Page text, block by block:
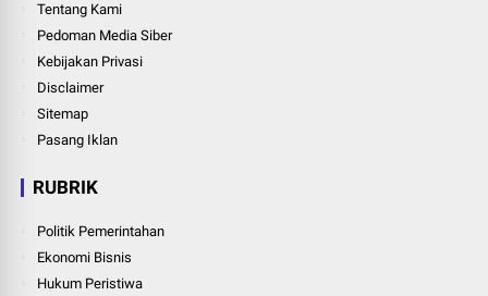
Tentang Kami
Pedoman Media Siber
Kebijakan Privasi
Disclaimer
Sitemap
Pasang Iklan
RUBRIK
Politik Pemerintahan
Ekonomi Bisnis
Hukum Peristiwa